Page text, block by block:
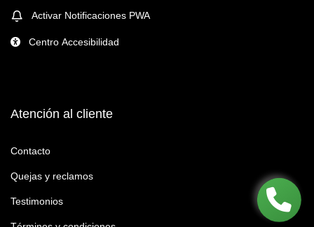
Activar Notificaciones PWA
Centro Accesibilidad
Atención al cliente
Contacto
Quejas y reclamos
Testimonios